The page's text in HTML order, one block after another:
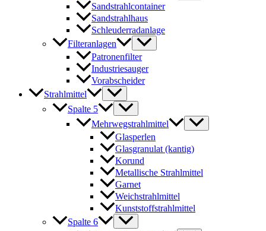
Sandstrahlcontainer
Sandstrahlhaus
Schleuderradanlage
Filteranlagen
Patronenfilter
Industriesauger
Vorabscheider
Strahlmittel
Spalte 5
Mehrwegstrahlmittel
Glasperlen
Glasgranulat (kantig)
Korund
Metallische Strahlmittel
Garnet
Weichstrahlmittel
Kunststoffstrahlmittel
Spalte 6